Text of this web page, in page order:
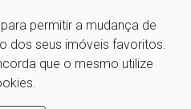
permitir a mudança de
dos seus imóveis favoritos.
que o mesmo utilize